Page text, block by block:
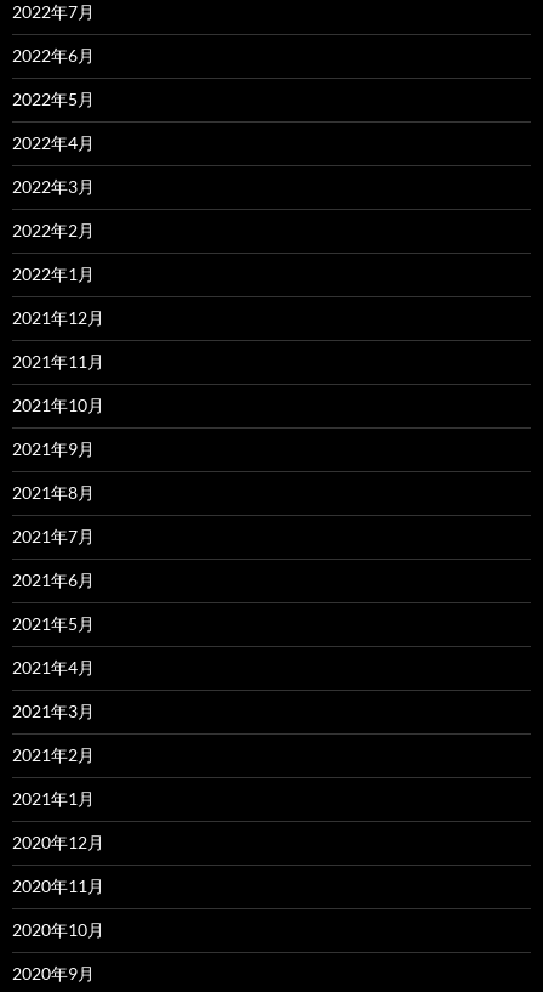
2022年7月
2022年6月
2022年5月
2022年4月
2022年3月
2022年2月
2022年1月
2021年12月
2021年11月
2021年10月
2021年9月
2021年8月
2021年7月
2021年6月
2021年5月
2021年4月
2021年3月
2021年2月
2021年1月
2020年12月
2020年11月
2020年10月
2020年9月